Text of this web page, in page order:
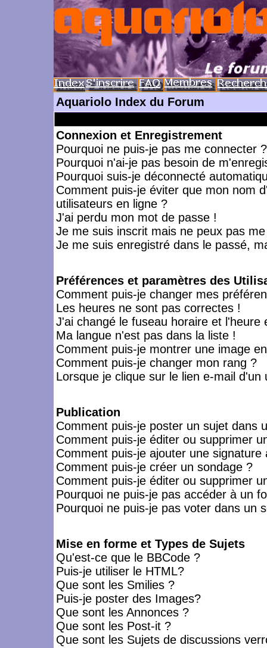
Aquariolo Index du Forum
Connexion et Enregistrement
Pourquoi ne puis-je pas me connecter ?
Pourquoi n'ai-je pas besoin de
Pourquoi suis-je déconnecté
Comment puis-je éviter que mon nom
utilisateurs en ligne ?
J'ai perdu mon mot de passe !
Je me suis inscrit mais ne peux pas
Je me suis enregistré dans le passé,
Préférences et paramètres des
Comment puis-je changer mes
Les heures ne sont pas correctes !
J'ai changé le fuseau horaire et l'heure
Ma langue n'est pas dans la liste !
Comment puis-je montrer une image
Comment puis-je changer mon rang ?
Lorsque je clique sur le lien e-mail
Publication
Comment puis-je poster un sujet dans
Comment puis-je éditer ou supprimer
Comment puis-je ajouter une signature
Comment puis-je créer un sondage ?
Comment puis-je éditer ou supprimer
Pourquoi ne puis-je pas accéder à un
Pourquoi ne puis-je pas voter dans un
Mise en forme et Types de Sujets
Qu'est-ce que le BBCode ?
Puis-je utiliser le HTML?
Que sont les Smilies ?
Puis-je poster des Images?
Que sont les Annonces ?
Que sont les Post-it ?
Que sont les Sujets de discussions